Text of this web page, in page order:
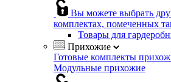
Вы можете выбрать
комплектах, помеченных
Товары для
Прихожие
Готовые комплекты
Модульные прихожие